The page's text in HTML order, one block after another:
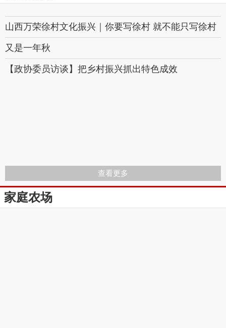
山西万荣徐村文化振兴｜你要写徐村 就不能只写徐村
又是一年秋
【政协委员访谈】把乡村振兴抓出特色成效
查看更多
家庭农场